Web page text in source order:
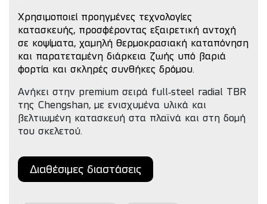
Χρησιμοποιεί προηγμένες τεχνολογίες
κατασκευής, προσφέροντας εξαιρετική αντοχή
σε κοψίματα, χαμηλή θερμοκρασιακή καταπόνηση
και παρατεταμένη διάρκεια ζωής υπό βαριά
φορτία και σκληρές συνθήκες δρόμου.
Ανήκει στην premium σειρά full‑steel radial TBR
της Chengshan, με ενισχυμένα υλικά και
βελτιωμένη κατασκευή στα πλαϊνά και στη δομή
του σκελετού.
Διαθέσιμες διαστάσεις